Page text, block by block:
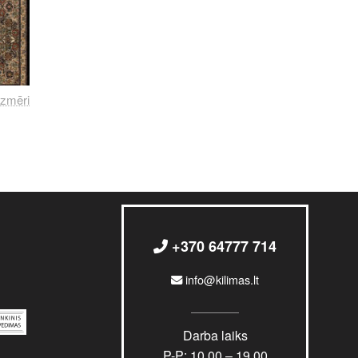
+370 64777 714
info@kilimas.lt
Darba laiks